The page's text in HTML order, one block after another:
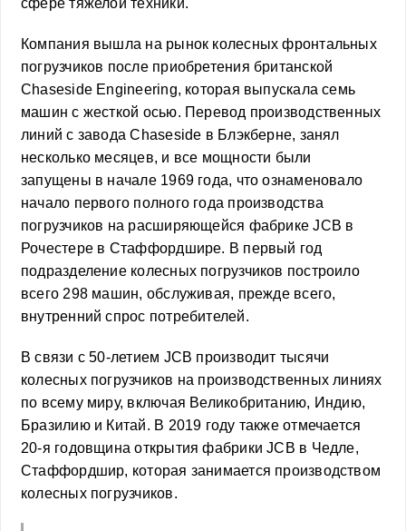
сфере тяжелой техники.
Компания вышла на рынок колесных фронтальных
погрузчиков после приобретения британской
Chaseside Engineering, которая выпускала семь
машин с жесткой осью. Перевод производственных
линий с завода Chaseside в Блэкберне, занял
несколько месяцев, и все мощности были
запущены в начале 1969 года, что ознаменовало
начало первого полного года производства
погрузчиков на расширяющейся фабрике JCB в
Рочестере в Стаффордшире. В первый год
подразделение колесных погрузчиков построило
всего 298 машин, обслуживая, прежде всего,
внутренний спрос потребителей.
В связи с 50-летием JCB производит тысячи
колесных погрузчиков на производственных линиях
по всему миру, включая Великобританию, Индию,
Бразилию и Китай. В 2019 году также отмечается
20-я годовщина открытия фабрики JCB в Чедле,
Стаффордшир, которая занимается производством
колесных погрузчиков.